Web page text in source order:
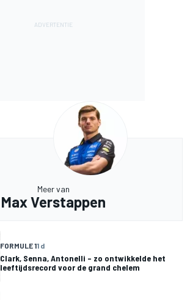
Meer van
Max Verstappen
FORMULE 11 d
Clark, Senna, Antonelli – zo ontwikkelde het
leeftijdsrecord voor de grand chelem